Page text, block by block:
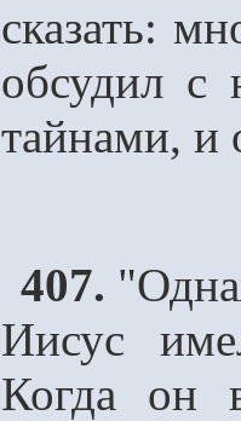
сказать:
обсудил с
тайнами, и
407.
Иисус
Когда он